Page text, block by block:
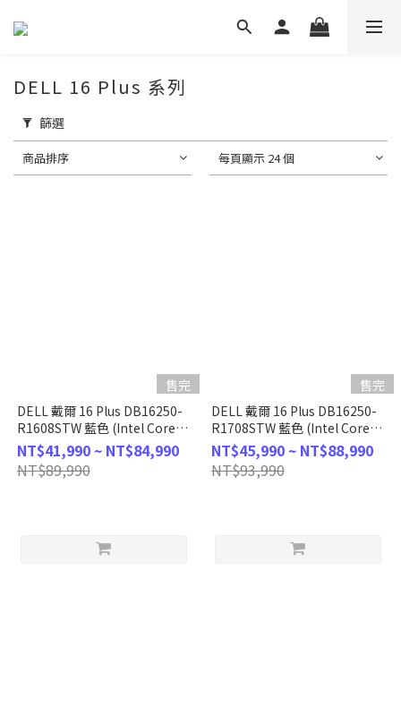
DELL 16 Plus 系列
篩選
商品排序 每頁顯示 24 個
售完
DELL 戴爾 16 Plus DB16250-
R1608STW 藍色 (Intel Core
Ultra 5
228V/32GB/1TB/W11/2.5K/16)
客製化AI文書筆電
NT$41,990 ~ NT$84,990
NT$89,990
售完
DELL 戴爾 16 Plus DB16250-
R1708STW 藍色 (Intel Core
Ultra 7
258V/32GB/1TB/W11/2.5K/16)
客製化AI文書筆電
NT$45,990 ~ NT$88,990
NT$93,990